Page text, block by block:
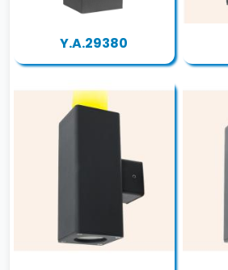
Y.A.29380